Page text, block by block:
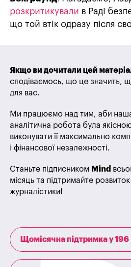
розкритикували в Раді
що той втік одразу після
Якщо ви дочитали цей
сподіваємось, що це значить,
для вас.
Ми працюємо над тим, аби наша
аналітична робота була
виконувати її максимально
і фінансової незалежності.
Станьте підписником Mind
місяць та підтримайте
журналістики!
Щомісячна підтримка у 196